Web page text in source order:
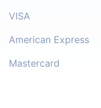
VISA
American Express
Mastercard